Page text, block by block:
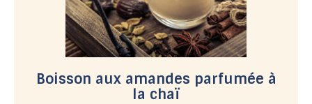
Boisson aux amandes parfumée à
la chaï